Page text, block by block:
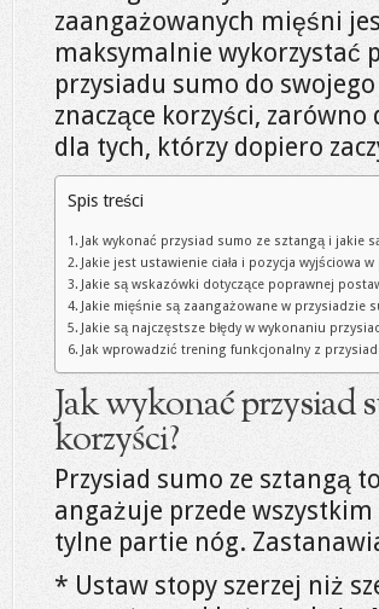
zaangażowanych mięśni
maksymalnie wykorzystać
przysiadu sumo do
znaczące korzyści,
dla tych, którzy dopiero
Spis treści
Jak wykonać przysiad sumo ze sztangą i jakie
Jakie jest ustawienie ciała i pozycja wyjściowa
Jakie są wskazówki dotyczące poprawnej
Jakie mięśnie są zaangażowane w przysiadzie
Jakie są najczęstsze błędy w wykonaniu
Jak wprowadzić trening funkcjonalny z
Jak wykonać przysiad
korzyści?
Przysiad sumo ze sztangą
angażuje przede
tylne partie nóg.
* Ustaw stopy szerzej niż